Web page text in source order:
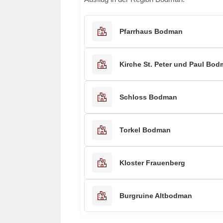
Pfarrhaus Bodman
Kirche St. Peter und Paul
Schloss Bodman
Torkel Bodman
Kloster Frauenberg
Burgruine Altbodman